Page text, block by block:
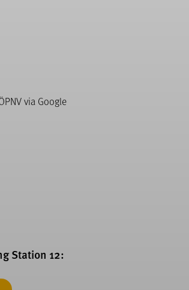
via Google
Station 12: